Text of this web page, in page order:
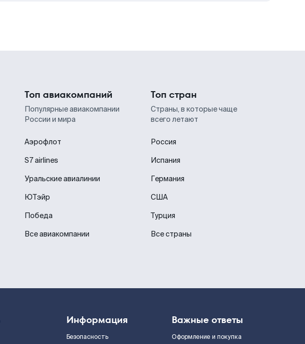
Топ авиакомпаний
Популярные авиакомпании
России и мира
Аэрофлот
S7 airlines
Уральские авиалинии
ЮТэйр
Победа
Все авиакомпании
Топ стран
Страны, в которые чаще
всего летают
Россия
Испания
Германия
США
Турция
Все страны
Информация
Безопасность
Важные ответы
Оформление и покупка